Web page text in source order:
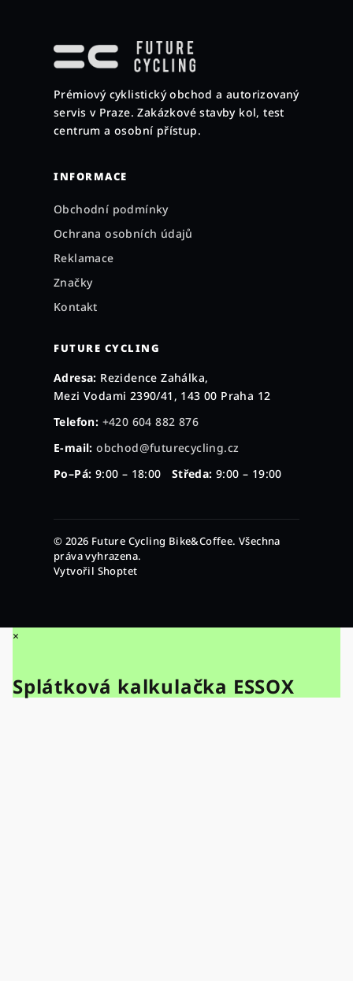
Prémiový cyklistický obchod a autorizovaný
servis v Praze. Zakázkové stavby kol, test
centrum a osobní přístup.
INFORMACE
Obchodní podmínky
Ochrana osobních údajů
Reklamace
Značky
Kontakt
FUTURE CYCLING
Adresa: Rezidence Zahálka,
Mezi Vodami 2390/41, 143 00 Praha 12
Telefon: +420 604 882 876
E-mail: obchod@futurecycling.cz
Po–Pá: 9:00 – 18:00 Středa: 9:00 – 19:00
© 2026 Future Cycling Bike&Coffee. Všechna
práva vyhrazena.
Vytvořil Shoptet
×
Splátková kalkulačka ESSOX